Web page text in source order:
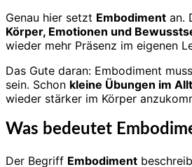
Genau hier setzt Embodiment an.
Körper, Emotionen und
wieder mehr Präsenz im eigenen
Das Gute daran: Embodiment
sein. Schon kleine Übungen im
wieder stärker im Körper
Was bedeutet
Der Begriff Embodiment